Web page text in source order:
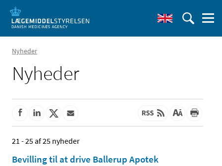
Nyheder
Nyheder
21 - 25 af 25 nyheder
Bevilling til at drive Ballerup Apotek